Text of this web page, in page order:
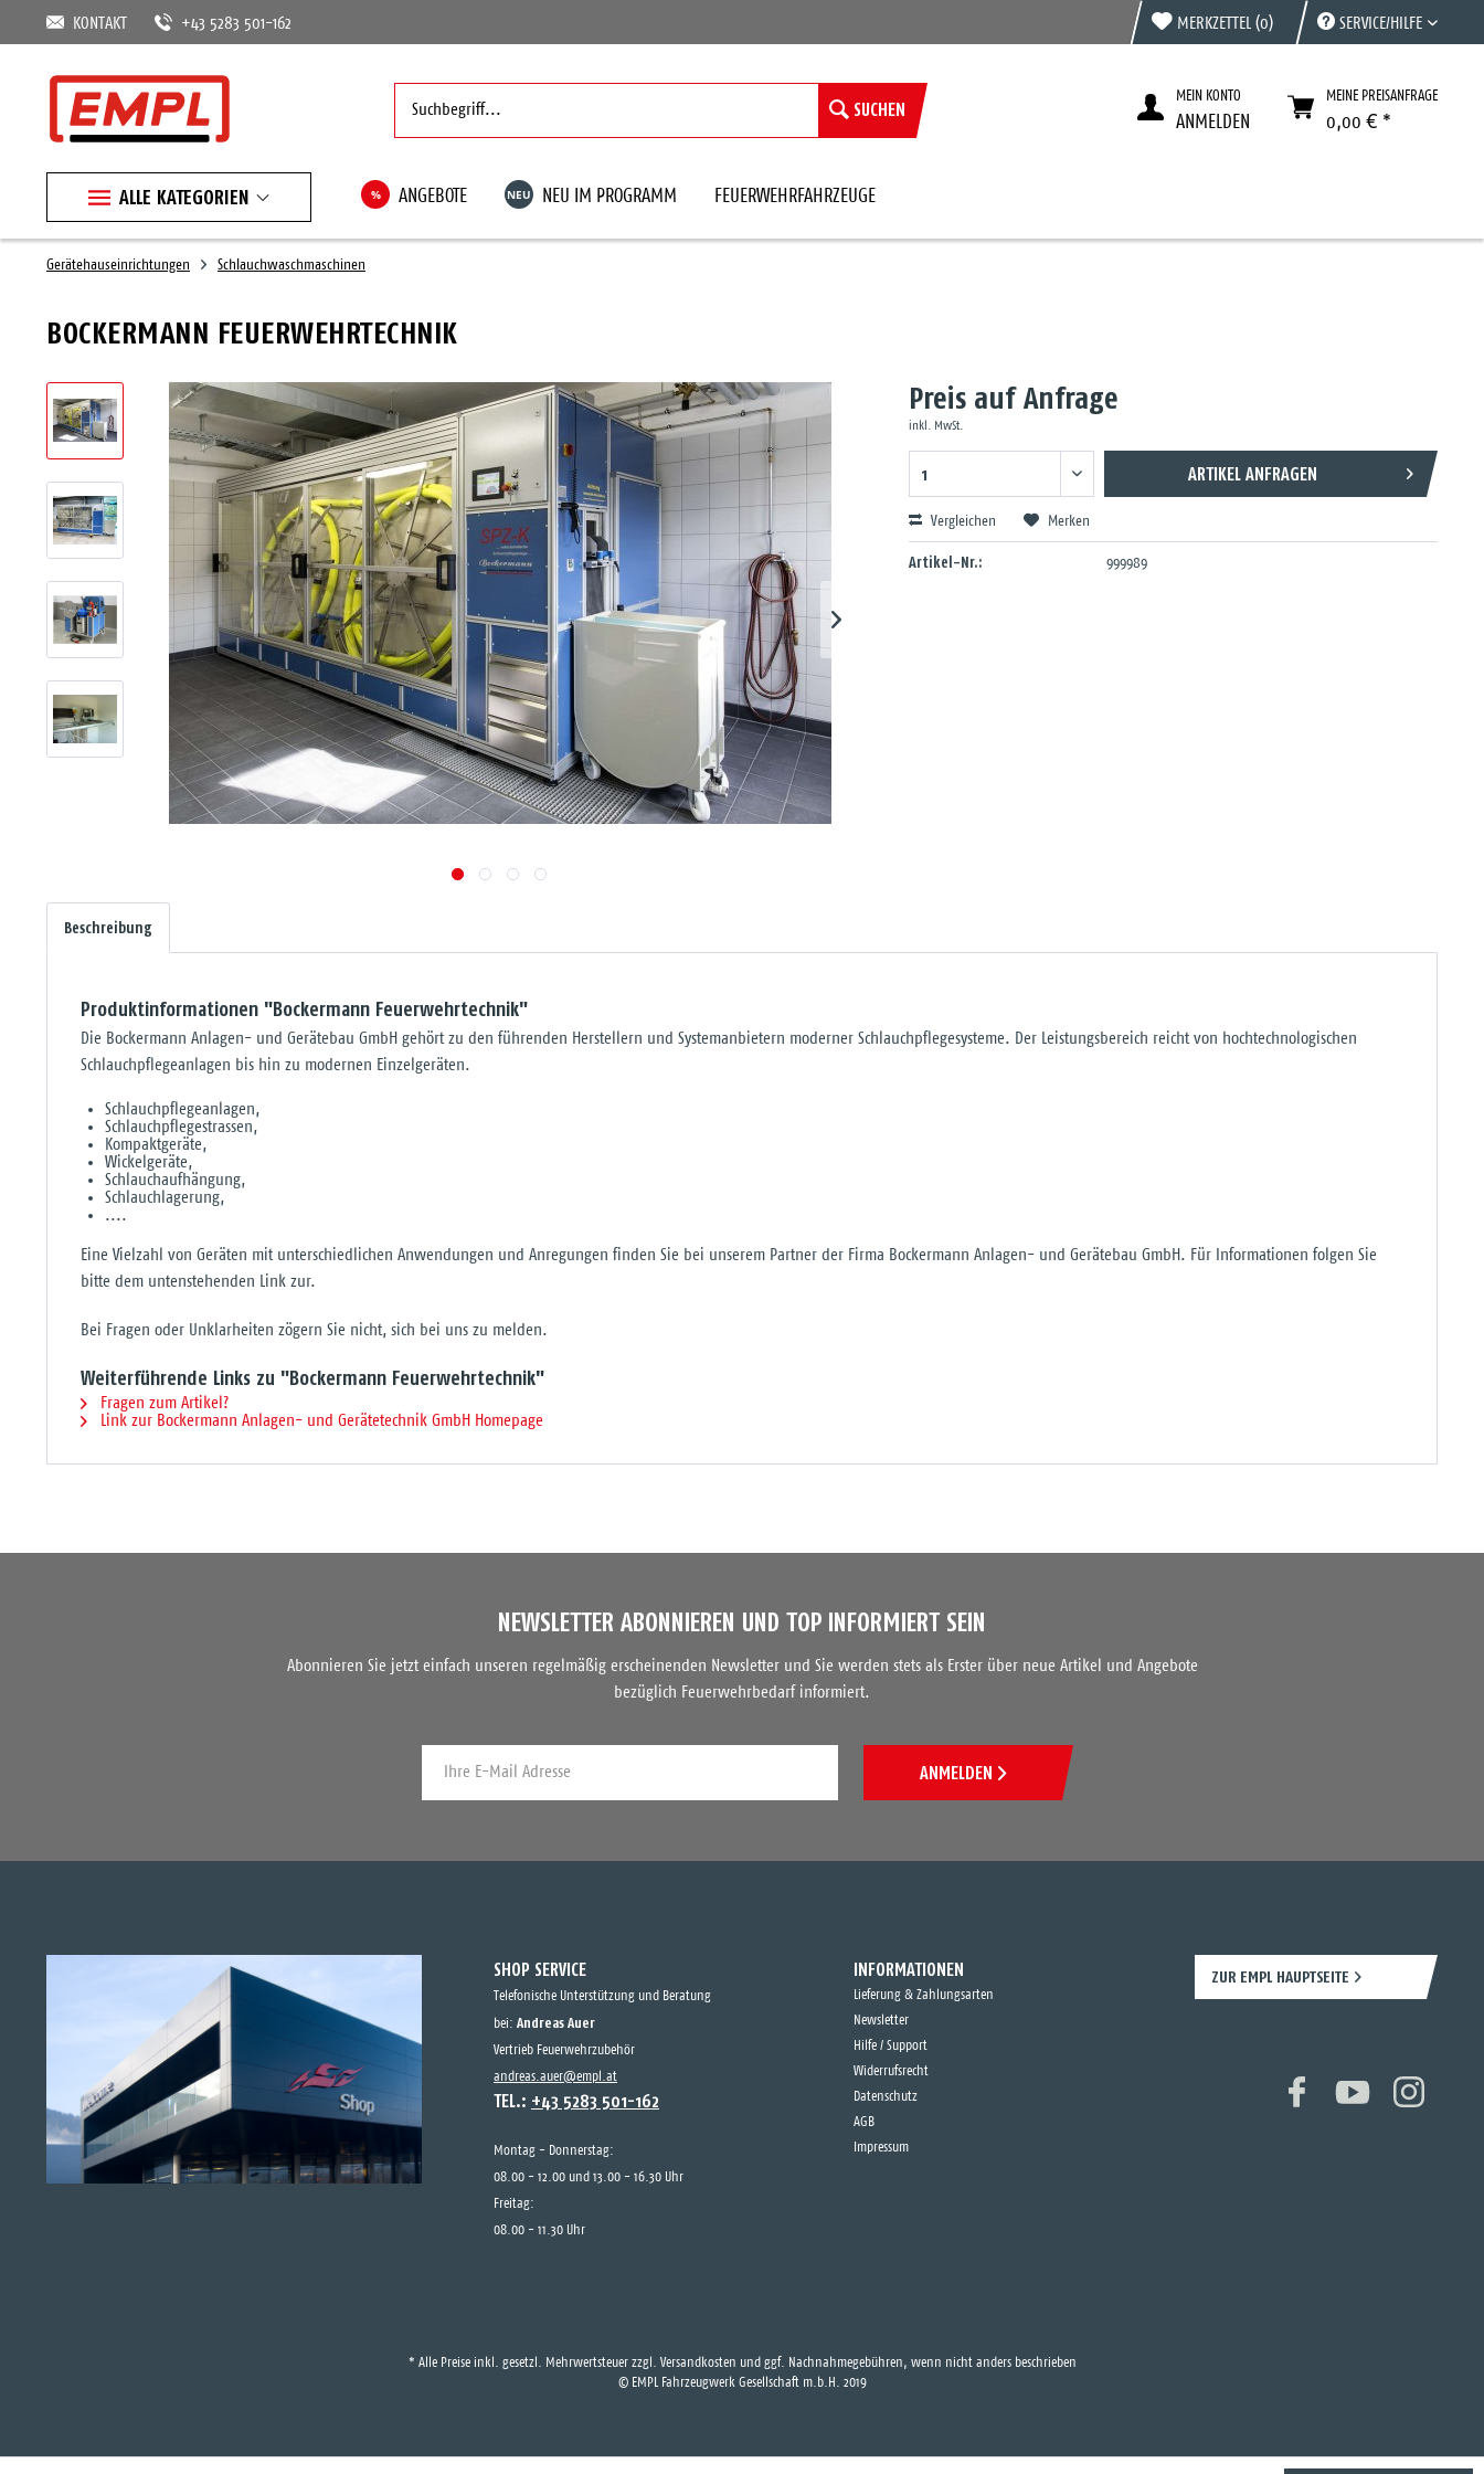
KONTAKT +43 5283 501-162 MERKZETTEL (0) SERVICE/HILFE
SUCHEN
MEIN KONTO
ANMELDEN
MEINE PREISANFRAGE
0,00 € *
ALLE KATEGORIEN % ANGEBOTE NEU NEU IM PROGRAMM FEUERWEHRFAHRZEUGE
Gerätehauseinrichtungen Schlauchwaschmaschinen
BOCKERMANN FEUERWEHRTECHNIK
Preis auf Anfrage
inkl. MwSt.
ARTIKEL ANFRAGEN
Vergleichen Merken
Artikel-Nr.: 999989
Beschreibung
Produktinformationen "Bockermann Feuerwehrtechnik"
Die Bockermann Anlagen- und Gerätebau GmbH gehört zu den führenden Herstellern und Systemanbietern moderner Schlauchpflegesysteme. Der Leistungsbereich reicht von hochtechnologischen
Schlauchpflegeanlagen bis hin zu modernen Einzelgeräten.
Schlauchpflegeanlagen,
Schlauchpflegestrassen,
Kompaktgeräte,
Wickelgeräte,
Schlauchaufhängung,
Schlauchlagerung,
....
Eine Vielzahl von Geräten mit unterschiedlichen Anwendungen und Anregungen finden Sie bei unserem Partner der Firma Bockermann Anlagen- und Gerätebau GmbH. Für Informationen folgen Sie
bitte dem untenstehenden Link zur.
Bei Fragen oder Unklarheiten zögern Sie nicht, sich bei uns zu melden.
Weiterführende Links zu "Bockermann Feuerwehrtechnik"
Fragen zum Artikel?
Link zur Bockermann Anlagen- und Gerätetechnik GmbH Homepage
NEWSLETTER ABONNIEREN UND TOP INFORMIERT SEIN
Abonnieren Sie jetzt einfach unseren regelmäßig erscheinenden Newsletter und Sie werden stets als Erster über neue Artikel und Angebote
bezüglich Feuerwehrbedarf informiert.
ANMELDEN
SHOP SERVICE
Telefonische Unterstützung und Beratung
bei: Andreas Auer
Vertrieb Feuerwehrzubehör
andreas.auer@empl.at
TEL.: +43 5283 501-162
Montag - Donnerstag:
08.00 - 12.00 und 13.00 - 16.30 Uhr
Freitag:
08.00 - 11.30 Uhr
INFORMATIONEN
Lieferung & Zahlungsarten
Newsletter
Hilfe / Support
Widerrufsrecht
Datenschutz
AGB
Impressum
ZUR EMPL HAUPTSEITE
* Alle Preise inkl. gesetzl. Mehrwertsteuer zzgl. Versandkosten und ggf. Nachnahmegebühren, wenn nicht anders beschrieben
© EMPL Fahrzeugwerk Gesellschaft m.b.H. 2019